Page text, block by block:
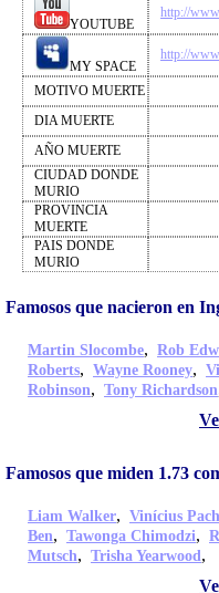
YOUTUBE
http://
MY SPACE
http://
MOTIVO MUERTE
DIA MUERTE
AÑO MUERTE
CIUDAD DONDE
MURIO
PROVINCIA
MUERTE
PAIS DONDE
MURIO
Famosos que nacieron en
Martin Slocombe, Rob
Roberts, Wayne Rooney,
Robinson, Tony Richardson
Famosos que miden 1.73
Liam Walker, Vinícius
Ben, Tawonga Chimodzi,
Mutsch, Trisha Yearwood,